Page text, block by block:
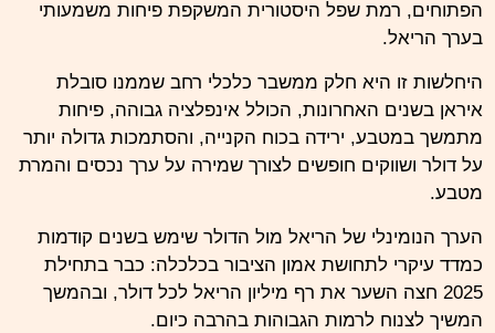
הפתוחים, רמת שפל היסטורית המשקפת פיחות משמעותי
בערך הריאל.
היחלשות זו היא חלק ממשבר כלכלי רחב שממנו סובלת
איראן בשנים האחרונות, הכולל אינפלציה גבוהה, פיחות
מתמשך במטבע, ירידה בכוח הקנייה, והסתמכות גדולה יותר
על דולר ושווקים חופשים לצורך שמירה על ערך נכסים והמרת
מטבע.
הערך הנומינלי של הריאל מול הדולר שימש בשנים קודמות
כמדד עיקרי לתחושת אמון הציבור בכלכלה: כבר בתחילת
2025 חצה השער את רף מיליון הריאל לכל דולר, ובהמשך
המשיך לצנוח לרמות הגבוהות בהרבה כיום.